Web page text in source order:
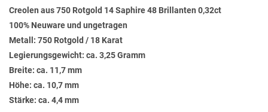
Creolen aus 750 Rotgold 14 Saphire 48 Brillanten 0,32ct
100% Neuware und ungetragen
Metall: 750 Rotgold / 18 Karat
Legierungsgewicht: ca. 3,25 Gramm
Breite: ca. 11,7 mm
Höhe: ca. 10,7 mm
Stärke: ca. 4,4 mm